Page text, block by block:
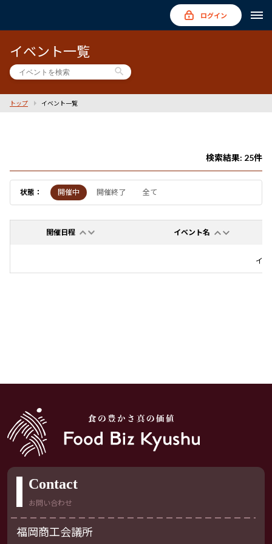
ログイン
イベント一覧
search
トップ イベント一覧
検索結果: 25件
状態： 開催中 開催終了 全て
開催日程 イベント名
イ
Contact
お問い合わせ
福岡商工会議所